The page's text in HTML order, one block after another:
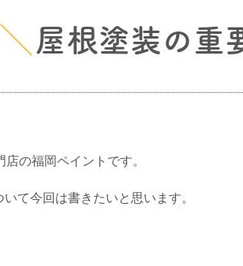
屋根塗装の重
の福岡ペイントです。
いて今回は書きたいと思います。